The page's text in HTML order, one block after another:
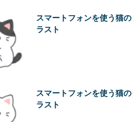
スマートフォンを使う猫
ラスト
スマートフォンを使う猫
ラスト